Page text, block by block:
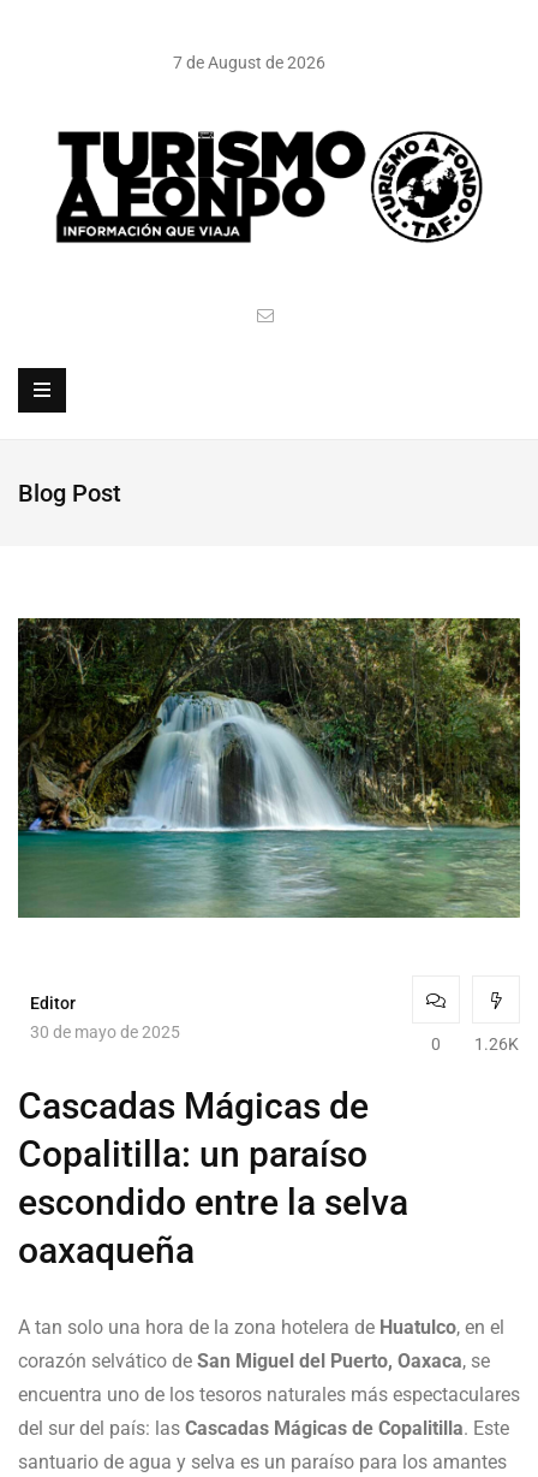
7 de August de 2026
Blog Post
Editor
30 de mayo de 2025
0 1.26K
Cascadas Mágicas de
Copalitilla: un paraíso
escondido entre la selva
oaxaqueña
A tan solo una hora de la zona hotelera de Huatulco, en el
corazón selvático de San Miguel del Puerto, Oaxaca, se
encuentra uno de los tesoros naturales más espectaculares
del sur del país: las Cascadas Mágicas de Copalitilla. Este
santuario de agua y selva es un paraíso para los amantes